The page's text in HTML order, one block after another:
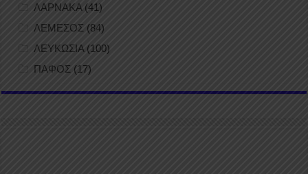
ΛΑΡΝΑΚΑ(41)
ΛΕΜΕΣΟΣ (84)
ΛΕΥΚΩΣΙΑ(100)
ΠΑΦΟΣ (17)